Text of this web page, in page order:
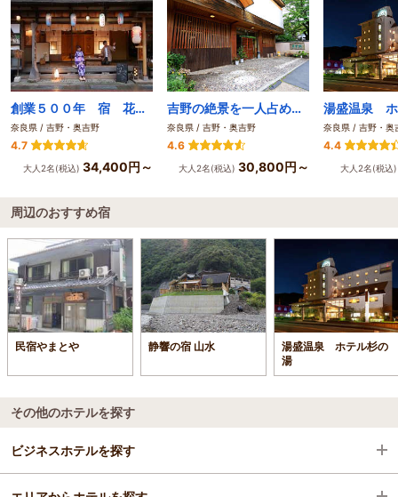
創業５００年 宿 花屋徳兵衛（洞川温泉）
奈良県 / 吉野・奥吉野
4.7
大人2名(税込) 34,400円～
吉野の絶景を一人占め 景勝の宿 芳雲館
奈良県 / 吉野・奥吉野
4.6
大人2名(税込) 30,800円～
湯盛温泉 ホ
奈良県 / 吉野・奥
4.4
大人2名(税込
周辺のおすすめ宿
民宿やまとや 静響の宿 山水
湯盛温泉 ホテル杉の
湯
その他のホテルを探す
ビジネスホテルを探す